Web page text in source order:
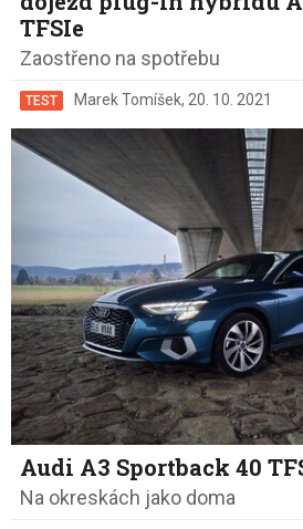
TFSIe
Zaostřeno na spotřebu
TEST Marek Tomíšek, 20. 10. 2021
Audi A3 Sportback 40
Na okreskách jako doma